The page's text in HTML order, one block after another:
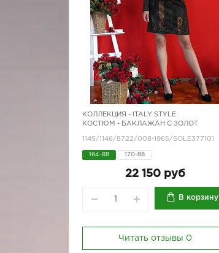
КОЛЛЕКЦИЯ -
ITALY STYLE
КОСТЮМ - БАКЛАЖАН С ЗОЛОТ
1145/1146/8722/008-1965/SOLE377101
164-88 170-88
22 150 руб
В корзину
Читать отзывы 0